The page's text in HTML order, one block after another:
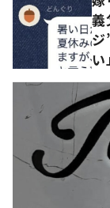
義
ジ
い」